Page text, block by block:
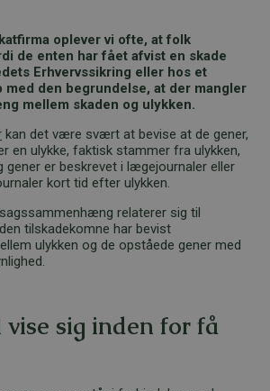
oplever vi ofte, at folk
de enten har fået afvist en skade
Erhvervssikring eller hos et
den begrundelse, at der mangler
mellem skaden og ulykken.
kan det være svært at bevise at de gener,
en ulykke, faktisk stammer fra ulykken,
gener er beskrevet i lægejournaler eller
kort tid efter ulykken.
relaterer sig til
tilskadekomne har bevist
ulykken og de opståede gener med
vise sig inden for få